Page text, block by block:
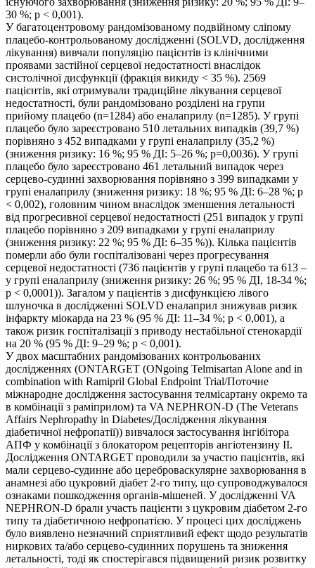
30 %; p < 0,001).
У багатоцентровому рандомізованому подвійному сліпому
плацебо-контрольованому дослідженні (SOLVD, дослідження
лікування) вивчали популяцію пацієнтів із клінічними
проявами застійної серцевої недостатності внаслідок
систолічної дисфункції (фракція викиду < 35 %). 2569
пацієнтів, які отримували традиційне лікування серцевої
недостатності, були рандомізовано розділені на групи
прийому плацебо (n=1284) або еналаприлу (n=1285). У групі
плацебо було зареєстровано 510 летальних випадків (39,7 %)
порівняно з 452 випадками у групі еналаприлу (35,2 %)
(зниження ризику: 16 %; 95 % ДІ: 5–26 %; p=0,0036). У групі
плацебо було зареєстровано 461 летальний випадок через
серцево-судинні захворювання порівняно з 399 випадками у
групі еналаприлу (зниження ризику: 18 %; 95 % ДІ: 6–28 %; p
< 0,002), головним чином внаслідок зменшення летальності
від прогресивної серцевої недостатності (251 випадок у групі
плацебо порівняно з 209 випадками у групі еналаприлу
(зниження ризику: 22 %; 95 % ДІ: 6–35 %)). Кілька пацієнтів
померли або були госпіталізовані через прогресування
серцевої недостатності (736 пацієнтів у групі плацебо та 613 –
у групі еналаприлу (зниження ризику: 26 %; 95 % ДІ, 18-34 %;
p < 0,0001)). Загалом у пацієнтів з дисфункцією лівого
шлуночка в дослідженні SOLVD еналаприл знижував ризик
інфаркту міокарда на 23 % (95 % ДІ: 11–34 %; p < 0,001), а
також ризик госпіталізації з приводу нестабільної стенокардії
на 20 % (95 % ДІ: 9–29 %; p < 0,001).
У двох масштабних рандомізованих контрольованих
дослідженнях (ONTARGET (ONgoing Telmisartan Alone and in
combination with Ramipril Global Endpoint Trial/Поточне
міжнародне дослідження застосування телмісартану окремо та
в комбінації з раміприлом) та VA NEPHRON-D (The Veterans
Affairs Nephropathy in Diabetes/Дослідження лікування
діабетичної нефропатії)) вивчалося застосування інгібітора
АПФ у комбінації з блокатором рецепторів ангіотензину ІІ.
Дослідження ONTARGET проводили за участю пацієнтів, які
мали серцево-судинне або цереброваскулярне захворювання в
анамнезі або цукровий діабет 2-го типу, що супроводжувалося
ознаками пошкодження органів-мішеней. У дослідженні VA
NEPHRON-D брали участь пацієнти з цукровим діабетом 2-го
типу та діабетичною нефропатією. У процесі цих досліджень
було виявлено незначний сприятливий ефект щодо результатів
ниркових та/або серцево-судинних порушень та зниження
летальності, тоді як спостерігався підвищений ризик розвитку